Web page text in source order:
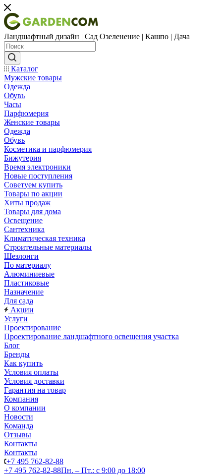
Ландшафтный дизайн | Сад Озеленение | Кашпо | Дача
Каталог
Мужские товары
Одежда
Обувь
Часы
Парфюмерия
Женские товары
Одежда
Обувь
Косметика и парфюмерия
Бижутерия
Время электроники
Новые поступления
Советуем купить
Товары по акции
Хиты продаж
Товары для дома
Освещение
Сантехника
Климатическая техника
Строительные материалы
Шезлонги
По материалу
Алюминиевые
Пластиковые
Назначение
Для сада
Акции
Услуги
Проектирование
Проектирование ландшафтного освещения участка
Блог
Бренды
Как купить
Условия оплаты
Условия доставки
Гарантия на товар
Компания
О компании
Новости
Команда
Отзывы
Контакты
Контакты
+7 495 762-82-88
+7 495 762-82-88Пн. – Пт.: с 9:00 до 18:00